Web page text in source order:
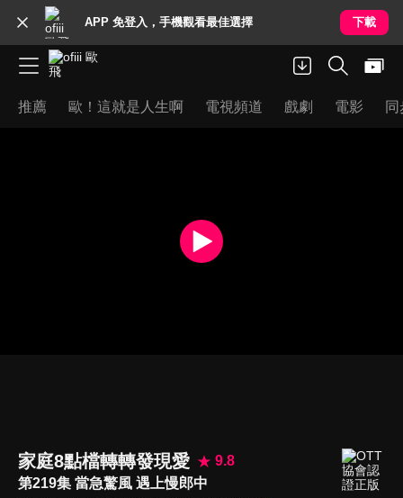
APP 免登入，手機觀看最佳選擇 下載
推薦 歐！這就是人生啊 電視頻道 戲劇 電影
家庭8點檔轉轉發現愛
9.8
第219集 當急驚風 遇上慢郎中